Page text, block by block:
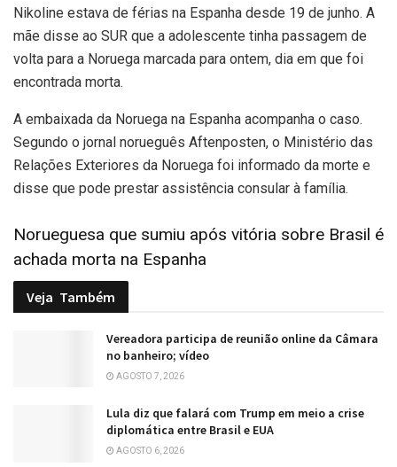
Nikoline estava de férias na Espanha desde 19 de junho. A
mãe disse ao SUR que a adolescente tinha passagem de
volta para a Noruega marcada para ontem, dia em que foi
encontrada morta.
A embaixada da Noruega na Espanha acompanha o caso.
Segundo o jornal norueguês Aftenposten, o Ministério das
Relações Exteriores da Noruega foi informado da morte e
disse que pode prestar assistência consular à família.
Norueguesa que sumiu após vitória sobre Brasil é
achada morta na Espanha
Veja Também
Vereadora participa de reunião online da Câmara
no banheiro; vídeo
AGOSTO 7, 2026
Lula diz que falará com Trump em meio a crise
diplomática entre Brasil e EUA
AGOSTO 6, 2026